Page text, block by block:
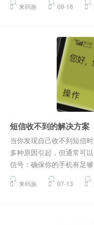
来码族 09-18
短信收不到的解决方案
当你发现自己收不到短信
多种原因引起，但通常可
信号：确保你的手机有足
来码族 07-13